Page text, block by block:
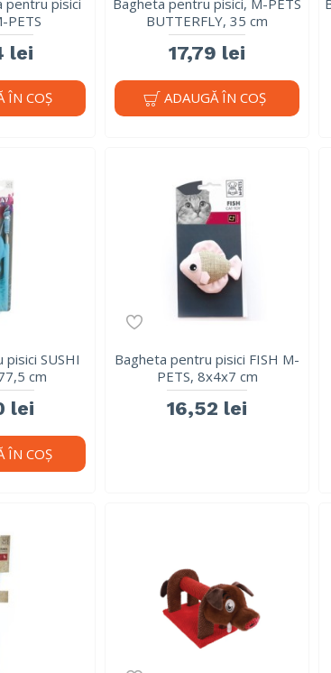
PETS
lei
ÎN COŞ
BUTTERFLY, 35 cm
17,79 lei
ADAUGĂ ÎN COŞ
SUSHI
cm
lei
ÎN COŞ
Bagheta pentru pisici FISH M-
PETS, 8x4x7 cm
16,52 lei